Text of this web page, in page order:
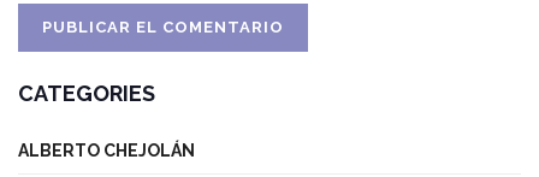
CATEGORIES
ALBERTO CHEJOLÁN